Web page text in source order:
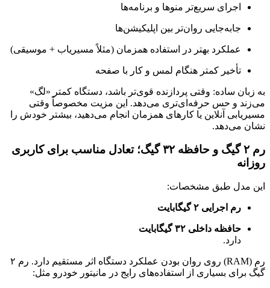
اجرای سریع‌تر منوها و برنامه‌ها
جابه‌جایی روان‌تر بین اپلیکیشن‌ها
عملکرد بهتر در استفاده همزمان (مثلاً مسیریاب + موسیقی)
تأخیر کمتر هنگام لمس و کار با صفحه
به زبان ساده: وقتی پردازنده قوی‌تر باشد، دستگاه کمتر «لگ»
می‌زند و حس حرفه‌ای‌تری می‌دهد. این مزیت مخصوصاً وقتی
مسیر‌یابی آنلاین یا کارهای همزمان انجام می‌دهید، بیشتر خودش را
نشان می‌دهد.
رم ۲ گیگ و حافظه ۳۲ گیگ؛ تعادل مناسب برای کاربری
روزانه
این مدل طبق مشخصات:
رم اجرایی ۲ گیگابایت
حافظه داخلی ۳۲ گیگابایت
دارد.
رم (RAM) روی روان بودن عملکرد دستگاه اثر مستقیم دارد. رم ۲
گیگ برای بسیاری از استفاده‌های رایج در مانیتور خودرو مثل: